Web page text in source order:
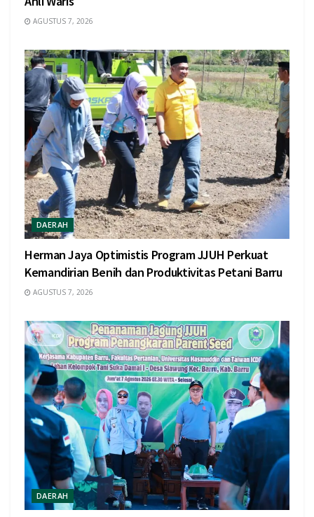
AGUSTUS 7, 2026
DAERAH
Herman Jaya Optimistis Program JJUH Perkuat
Kemandirian Benih dan Produktivitas Petani Barru
AGUSTUS 7, 2026
DAERAH